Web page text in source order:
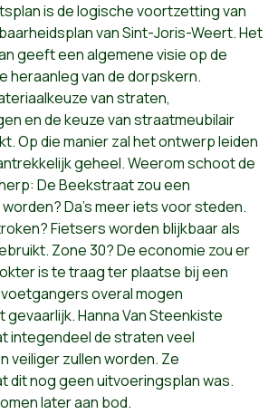
is de logische voortzetting van
van Sint-Joris-Weert. Het
geeft een algemene visie op de
heraanleg van de dorpskern.
van straten,
en de keuze van straatmeubilair
Op die manier zal het ontwerp leiden
geheel. Weerom schoot de
De Beekstraat zou een
Da’s meer iets voor steden.
Fietsers worden blijkbaar als
Zone 30? De economie zou er
is te traag ter plaatse bij een
overal mogen
Hanna Van Steenkiste
integendeel de straten veel
veiliger zullen worden. Ze
dit nog geen uitvoeringsplan was.
later aan bod.